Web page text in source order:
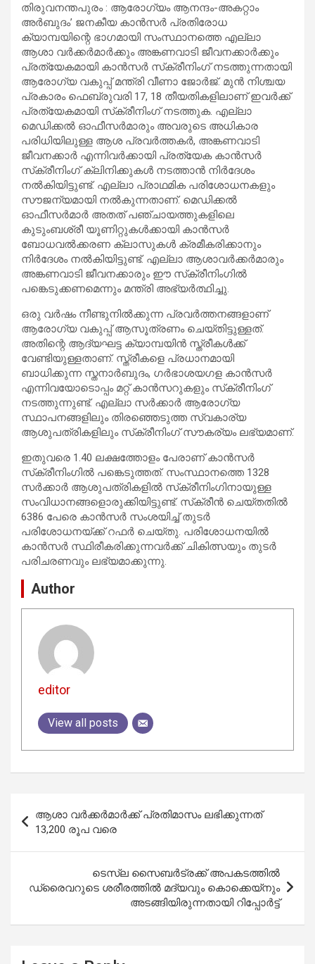
തിരുവനന്തപുരം : ആരോഗ്യം ആനന്ദം-അകറ്റാം
അര്‍ബുദം’ ജനകീയ കാന്‍സര്‍ പ്രതിരോധ
ക്യാമ്പയിന്റെ ഭാഗമായി സംസ്ഥാനത്തെ എല്ലാ
ആശാ വര്‍ക്കര്‍മാര്‍ക്കും അങ്കണവാടി ജീവനക്കാര്‍ക്കും
പ്രത്യേകമായി കാന്‍സര്‍ സ്‌ക്രീനിംഗ് നടത്തുന്നതായി
ആരോഗ്യ വകുപ്പ് മന്ത്രി വീണാ ജോര്‍ജ്. മുന്‍ നിശ്ചയ
പ്രകാരം ഫെബ്രുവരി 17, 18 തീയതികളിലാണ് ഇവര്‍ക്ക്
പ്രത്യേകമായി സ്‌ക്രീനിംഗ് നടത്തുക. എല്ലാ
മെഡിക്കല്‍ ഓഫീസര്‍മാരും അവരുടെ അധികാര
പരിധിയിലുള്ള ആശ പ്രവര്‍ത്തകര്‍, അങ്കണവാടി
ജീവനക്കാര്‍ എന്നിവര്‍ക്കായി പ്രത്യേക കാന്‍സര്‍
സ്‌ക്രീനിംഗ് ക്ലിനിക്കുകള്‍ നടത്താന്‍ നിര്‍ദേശം
നല്‍കിയിട്ടുണ്ട്. എല്ലാ പ്രാഥമിക പരിശോധനകളും
സൗജന്യമായി നല്‍കുന്നതാണ്. മെഡിക്കല്‍
ഓഫീസര്‍മാര്‍ അതത് പഞ്ചായത്തുകളിലെ
കുടുംബശ്രീ യൂണിറ്റുകള്‍ക്കായി കാന്‍സര്‍
ബോധവല്‍ക്കരണ ക്ലാസുകള്‍ ക്രമീകരിക്കാനും
നിര്‍ദേശം നല്‍കിയിട്ടുണ്ട്. എല്ലാ ആശാവര്‍ക്കര്‍മാരും
അങ്കണവാടി ജീവനക്കാരും ഈ സ്‌ക്രീനിംഗില്‍
പങ്കെടുക്കണമെന്നും മന്ത്രി അഭ്യര്‍ത്ഥിച്ചു.
ഒരു വര്‍ഷം നീണ്ടുനില്‍ക്കുന്ന പ്രവര്‍ത്തനങ്ങളാണ്
ആരോഗ്യ വകുപ്പ് ആസൂത്രണം ചെയ്തിട്ടുള്ളത്.
അതിന്റെ ആദ്യഘട്ട ക്യാമ്പയിന്‍ സ്ത്രീകള്‍ക്ക്
വേണ്ടിയുള്ളതാണ്. സ്ത്രീകളെ പ്രധാനമായി
ബാധിക്കുന്ന സ്തനാര്‍ബുദം, ഗര്‍ഭാശയഗള കാന്‍സര്‍
എന്നിവയോടൊപ്പം മറ്റ് കാന്‍സറുകളും സ്‌ക്രീനിംഗ്
നടത്തുന്നുണ്ട്. എല്ലാ സര്‍ക്കാര്‍ ആരോഗ്യ
സ്ഥാപനങ്ങളിലും തിരഞ്ഞെടുത്ത സ്വകാര്യ
ആശുപത്രികളിലും സ്‌ക്രീനിംഗ് സൗകര്യം ലഭ്യമാണ്.
ഇതുവരെ 1.40 ലക്ഷത്തോളം പേരാണ് കാന്‍സര്‍
സ്‌ക്രീനിംഗില്‍ പങ്കെടുത്തത്. സംസ്ഥാനത്തെ 1328
സര്‍ക്കാര്‍ ആശുപത്രികളില്‍ സ്‌ക്രീനിംഗിനായുള്ള
സംവിധാനങ്ങളൊരുക്കിയിട്ടുണ്ട്. സ്‌ക്രീന്‍ ചെയ്തതില്‍
6386 പേരെ കാന്‍സര്‍ സംശയിച്ച് തുടര്‍
പരിശോധനയ്ക്ക് റഫര്‍ ചെയ്തു. പരിശോധനയില്‍
കാന്‍സര്‍ സ്ഥിരീകരിക്കുന്നവര്‍ക്ക് ചികിത്സയും തുടര്‍
പരിചരണവും ലഭ്യമാക്കുന്നു.
Author
editor
View all posts
navigation
ആശാ വര്‍ക്കര്‍മാര്‍ക്ക് പ്രതിമാസം ലഭിക്കുന്നത്
13,200 രൂപ വരെ
ടെസ്‌ല സൈബർട്രക്ക് അപകടത്തിൽ
ഡ്രൈവറുടെ ശരീരത്തിൽ മദ്യവും കൊക്കെയ്‌നും
അടങ്ങിയിരുന്നതായി റിപ്പോർട്ട്